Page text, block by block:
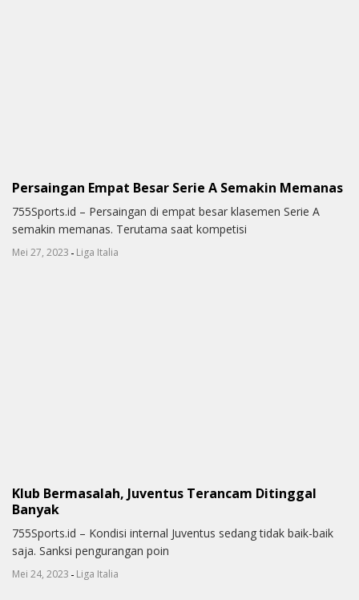
Persaingan Empat Besar Serie A Semakin Memanas
755Sports.id – Persaingan di empat besar klasemen Serie A
semakin memanas. Terutama saat kompetisi
Mei 27, 2023 - Liga Italia
Klub Bermasalah, Juventus Terancam Ditinggal
Banyak
755Sports.id – Kondisi internal Juventus sedang tidak baik-baik
saja. Sanksi pengurangan poin
Mei 24, 2023 - Liga Italia